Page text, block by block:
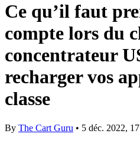
Ce qu’il faut
compte lors du
concentrateur
recharger vos
classe
By The Cart Guru • 5 déc. 2022,